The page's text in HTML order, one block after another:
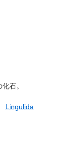
化石。
Lingulida